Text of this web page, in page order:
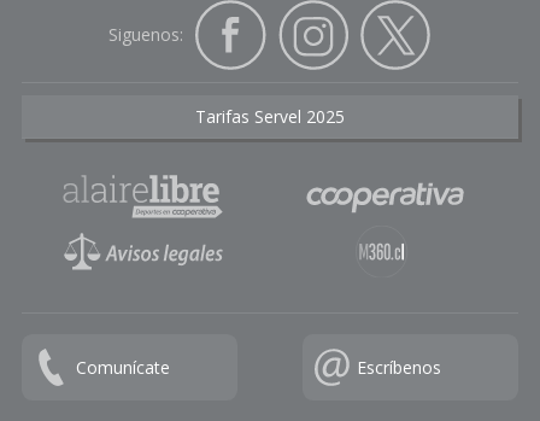
Siguenos:
Tarifas Servel 2025
Comunícate Escríbenos